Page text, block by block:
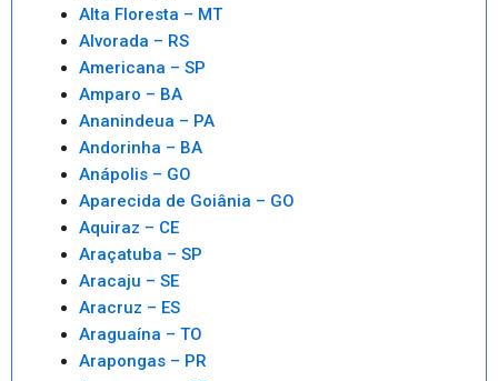
Alta Floresta – MT
Alvorada – RS
Americana – SP
Amparo – BA
Ananindeua – PA
Andorinha – BA
Anápolis – GO
Aparecida de Goiânia – GO
Aquiraz – CE
Araçatuba – SP
Aracaju – SE
Aracruz – ES
Araguaína – TO
Arapongas – PR